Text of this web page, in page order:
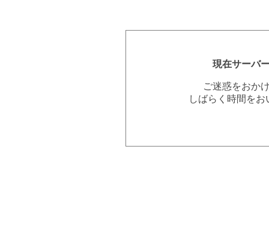
現在サーバ
ご迷惑をおか
しばらく時間を